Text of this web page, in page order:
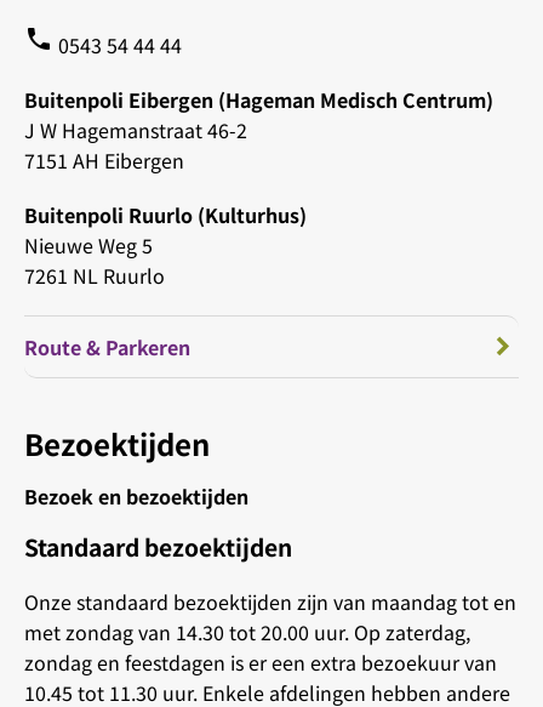
phone 0543 54 44 44
Buitenpoli Eibergen (Hageman Medisch Centrum)
J W Hagemanstraat 46-2
7151 AH Eibergen
Buitenpoli Ruurlo (Kulturhus)
Nieuwe Weg 5
7261 NL Ruurlo
Route & Parkeren
Bezoektijden
Bezoek en bezoektijden
Standaard bezoektijden
Onze standaard bezoektijden zijn van maandag tot en
met zondag van 14.30 tot 20.00 uur. Op zaterdag,
zondag en feestdagen is er een extra bezoekuur van
10.45 tot 11.30 uur. Enkele afdelingen hebben andere